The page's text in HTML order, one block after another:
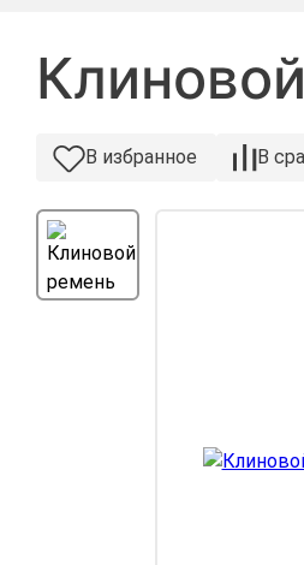
Электрика
Компрессорное
В избранное В